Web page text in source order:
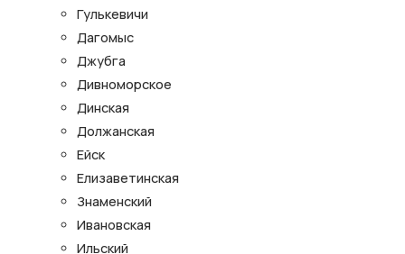
Гулькевичи
Дагомыс
Джубга
Дивноморское
Динская
Должанская
Ейск
Елизаветинская
Знаменский
Ивановская
Ильский